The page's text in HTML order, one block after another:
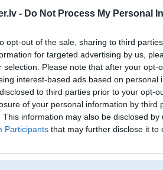
- Do Not Process My Personal
opt-out of the sale, sharing to third
for targeted advertising by us,
selection. Please note that after your opt-
interest-based ads based on personal
to third parties prior to your opt-
of your personal information by third
This information may also be disclosed
Participants that may further disclose it to
Forums Galerijas Reģistrācija
Lietotāja Gestus profils
Lietotājvārds:
Gestus
Pilsēta:
Rīga
Braucu ar:
Paseratti
Ziņojumi forumā:
1282